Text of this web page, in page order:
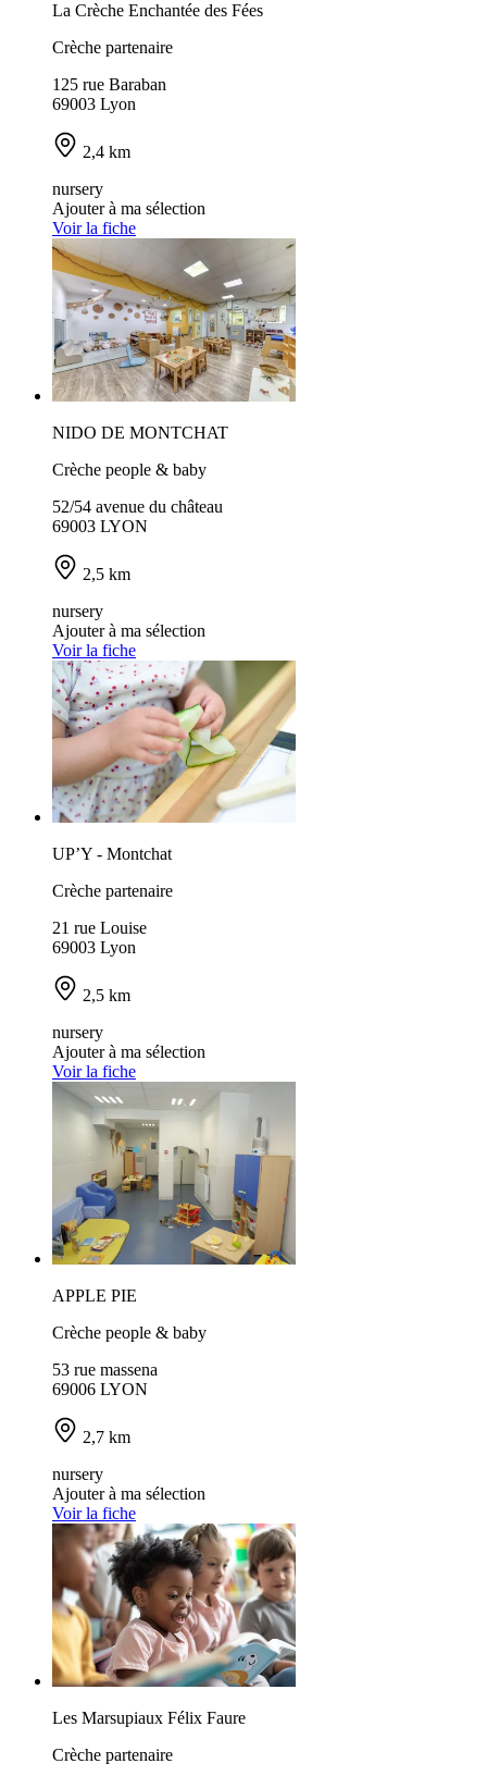
La Crèche Enchantée des Fées
Crèche partenaire
125 rue Baraban
69003 Lyon
2,4 km
nursery
Ajouter à ma sélection
Voir la fiche
NIDO DE MONTCHAT
Crèche people & baby
52/54 avenue du château
69003 LYON
2,5 km
nursery
Ajouter à ma sélection
Voir la fiche
UP’Y - Montchat
Crèche partenaire
21 rue Louise
69003 Lyon
2,5 km
nursery
Ajouter à ma sélection
Voir la fiche
APPLE PIE
Crèche people & baby
53 rue massena
69006 LYON
2,7 km
nursery
Ajouter à ma sélection
Voir la fiche
Les Marsupiaux Félix Faure
Crèche partenaire